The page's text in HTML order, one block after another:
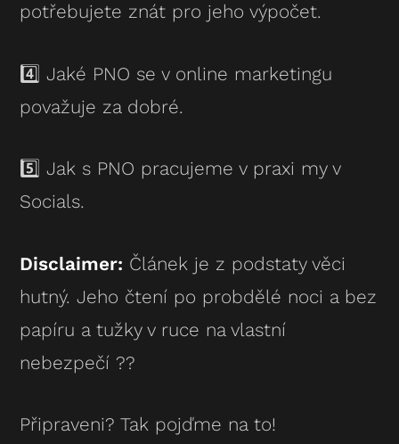
potřebujete znát pro jeho výpočet.
4️⃣ Jaké PNO se v online marketingu
považuje za dobré.
5️⃣ Jak s PNO pracujeme v praxi my v
Socials.
Disclaimer: Článek je z podstaty věci
hutný. Jeho čtení po probdělé noci a bez
papíru a tužky v ruce na vlastní
nebezpečí ??
Připraveni? Tak pojďme na to!